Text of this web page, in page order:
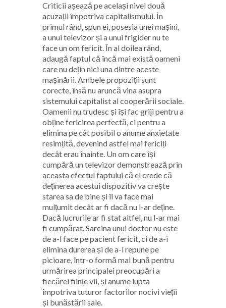
Criticii așează pe același nivel două
acuzații împotriva capitalismului. În
primul rând, spun ei, posesia unei mașini,
a unui televizor și a unui frigider nu te
face un om fericit. În al doilea rând,
adaugă faptul că încă mai există oameni
care nu dețin nici una dintre aceste
mașinării. Ambele propoziții sunt
corecte, însă nu aruncă vina asupra
sistemului capitalist al cooperării sociale.
Oamenii nu trudesc și își fac griji pentru a
obține fericirea perfectă, ci pentru a
elimina pe cât posibil o anume anxietate
resimțită, devenind astfel maifericiți
decât erau înainte. Un om care își
cumpără un televizor demonstrează prin
aceasta efectul faptului că el crede că
deținerea acestui dispozitiv va crește
starea sa de bine și îl va face mai
mulțumit decât ar fi dacă nu l-ar deține.
Dacă lucrurile ar fi stat altfel, nu l-ar mai
fi cumpărat. Sarcina unui doctor nu este
de a-l face pe pacient fericit, ci de a-i
elimina durerea și de a-l repune pe
picioare, într-o formă mai bună pentru
urmărirea principalei preocupări a
fiecărei ființe vii, și anume lupta
împotriva tuturor factorilor nocivi vieții
și bunăstării sale.